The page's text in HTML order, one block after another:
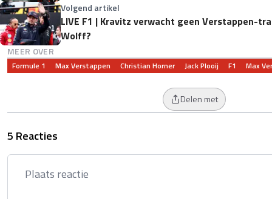
Volgend artikel
LIVE F1 | Kravitz verwacht geen Verstappen-
Wolff?
MEER OVER
Formule 1 Max Verstappen Christian Horner Jack Plooij F1 Max
Delen met
5 Reacties